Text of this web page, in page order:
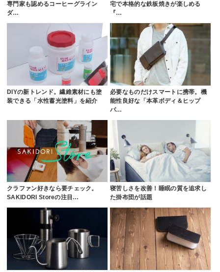
専門家も認めるコーヒーグライン
ダ…
宅で本格的な鉄板焼きが楽しめる
『…
DIYの新トレンド。繊維素材にも塗
装できる「水性蓄光塗料」を紹介
必要なものだけスマートに携帯。機
能性良好な「本革ボディ＆ヒップ
バ…
クラファン好きなら要チェック。
SAKIDORI Storeの注目…
寝苦しさを改善！睡眠の質を追求し
た掛布団が話題